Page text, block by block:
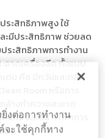
ระสิทธิภาพสูง ใช้
ะมีประสิทธิภาพ ช่วยลด
ระสิทธิภาพการทำงาน
อาดเครื่องฉีด ทั้งแบบ
เด่น คือ มีควันและกลิ่น
Room หรือการ
างทำความสะอาด
แก้ว และอื่น ๆ ที่ทำการ
ยส
งต่อการทำงาน
จะใช้คุกกี้ทาง